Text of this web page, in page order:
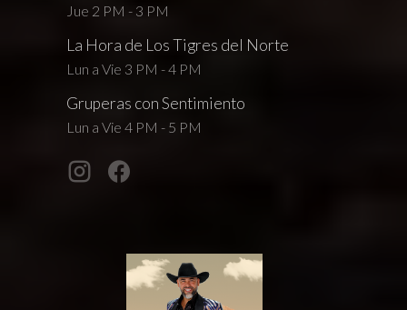
Jue 2 PM - 3 PM
La Hora de Los Tigres del Norte
Lun a Vie 3 PM - 4 PM
Gruperas con Sentimiento
Lun a Vie 4 PM - 5 PM